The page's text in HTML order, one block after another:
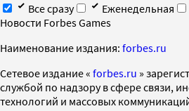
Все сразу
Еженедельная
Новости Forbes Games
Наименование издания: forbes.ru
Cетевое издание « forbes.ru »
службой по надзору в сфере связи,
технологий и массовых